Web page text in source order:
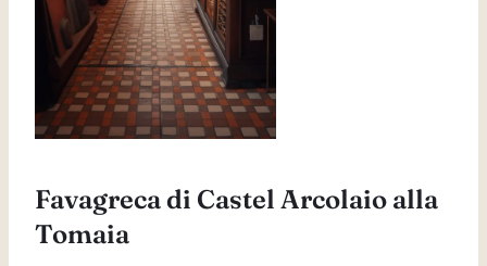
Favagreca di Castel Arcolaio alla
Tomaia